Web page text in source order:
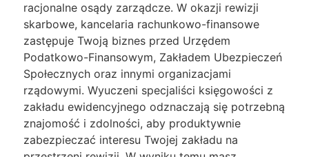
racjonalne osądy zarządcze. W okazji rewizji
skarbowe, kancelaria rachunkowo-finansowe
zastępuje Twoją biznes przed Urzędem
Podatkowo-Finansowym, Zakładem Ubezpieczeń
Społecznych oraz innymi organizacjami
rządowymi. Wyuczeni specjaliści księgowości z
zakładu ewidencyjnego odznaczają się potrzebną
znajomość i zdolności, aby produktywnie
zabezpieczać interesu Twojej zakładu na